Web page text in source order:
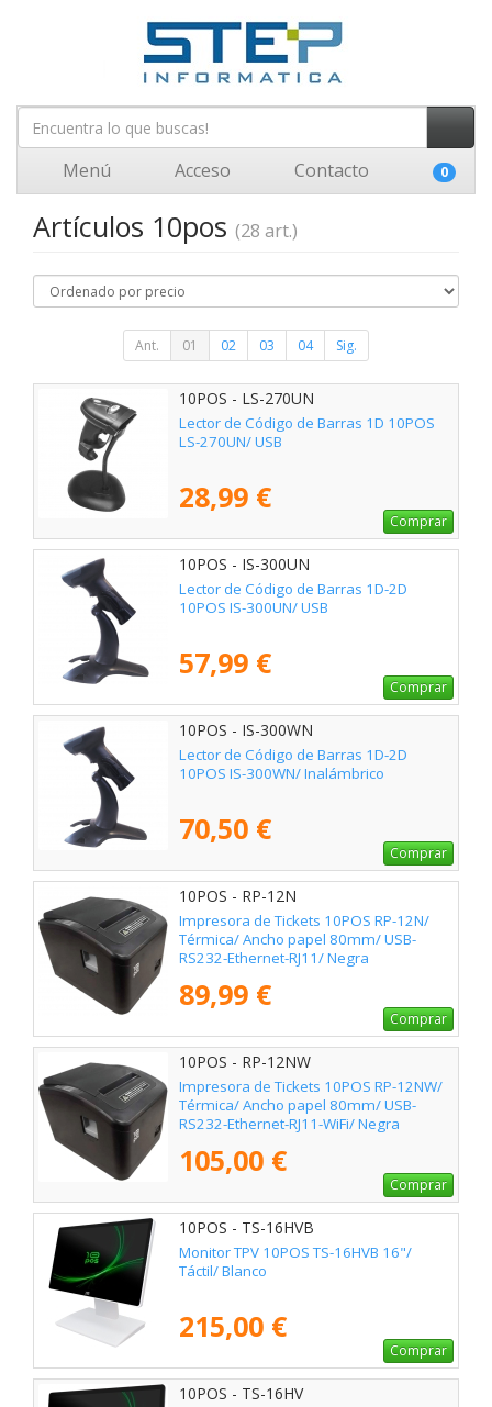
Menú Acceso Contacto 0
Artículos 10pos (28 art.)
Ant. 01 02 03 04 Sig.
10POS - LS-270UN
Lector de Código de Barras 1D 10POS
LS-270UN/ USB
28,99 €
Comprar
10POS - IS-300UN
Lector de Código de Barras 1D-2D
10POS IS-300UN/ USB
57,99 €
Comprar
10POS - IS-300WN
Lector de Código de Barras 1D-2D
10POS IS-300WN/ Inalámbrico
70,50 €
Comprar
10POS - RP-12N
Impresora de Tickets 10POS RP-12N/
Térmica/ Ancho papel 80mm/ USB-
RS232-Ethernet-RJ11/ Negra
89,99 €
Comprar
10POS - RP-12NW
Impresora de Tickets 10POS RP-12NW/
Térmica/ Ancho papel 80mm/ USB-
RS232-Ethernet-RJ11-WiFi/ Negra
105,00 €
Comprar
10POS - TS-16HVB
Monitor TPV 10POS TS-16HVB 16"/
Táctil/ Blanco
215,00 €
Comprar
10POS - TS-16HV